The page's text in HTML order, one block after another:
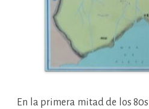
En la primera mitad de los